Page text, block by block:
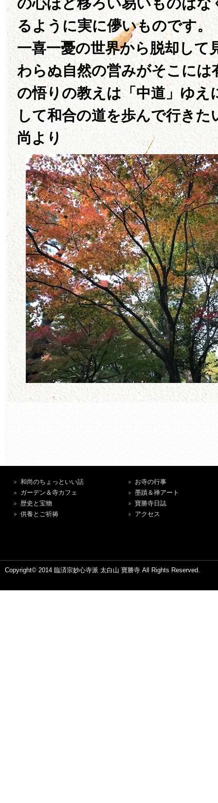
るように実に儚いものです。
一喜一憂の世界から脱却して
わらぬ自然の営みがそこには
の悟りの教えは「中道」ゆえ
して和合の道を歩んで行きた
尚より
和尚のちょっといい話
ガーデン＆寺カフェ
歴史と宝物
供養とご祈祷
お寺の行事
墨蹟＆禅アート
寶勝寺日誌
アクセス
Copyright© 2014 臨済宗妙心寺派 太白山 寶勝寺 All Rights Reserved.